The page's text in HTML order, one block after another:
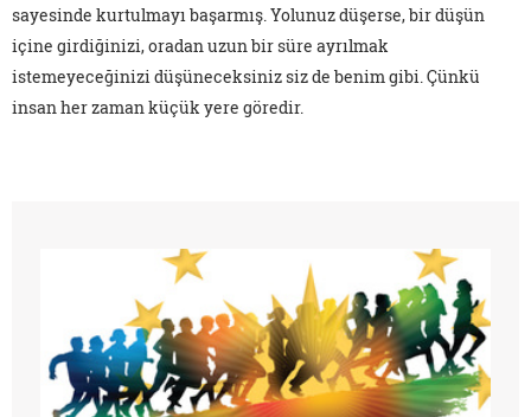
sayesinde kurtulmayı başarmış. Yolunuz düşerse, bir düşün
içine girdiğinizi, oradan uzun bir süre ayrılmak
istemeyeceğinizi düşüneceksiniz siz de benim gibi. Çünkü
insan her zaman küçük yere göredir.